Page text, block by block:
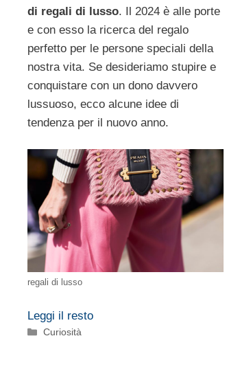
di regali di lusso. Il 2024 è alle porte
e con esso la ricerca del regalo
perfetto per le persone speciali della
nostra vita. Se desideriamo stupire e
conquistare con un dono davvero
lussuoso, ecco alcune idee di
tendenza per il nuovo anno.
regali di lusso
Leggi il resto
Categorie
Curiosità